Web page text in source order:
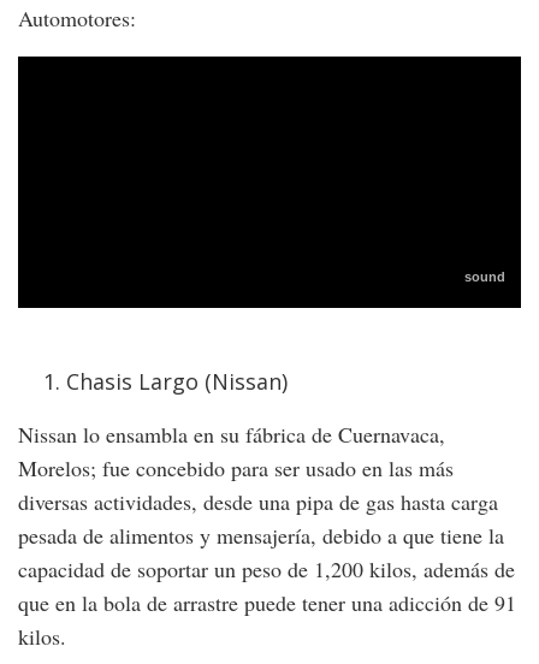
Automotores:
Chasis Largo (Nissan)
Nissan lo ensambla en su fábrica de Cuernavaca,
Morelos; fue concebido para ser usado en las más
diversas actividades, desde una pipa de gas hasta carga
pesada de alimentos y mensajería, debido a que tiene la
capacidad de soportar un peso de 1,200 kilos, además de
que en la bola de arrastre puede tener una adicción de 91
kilos.